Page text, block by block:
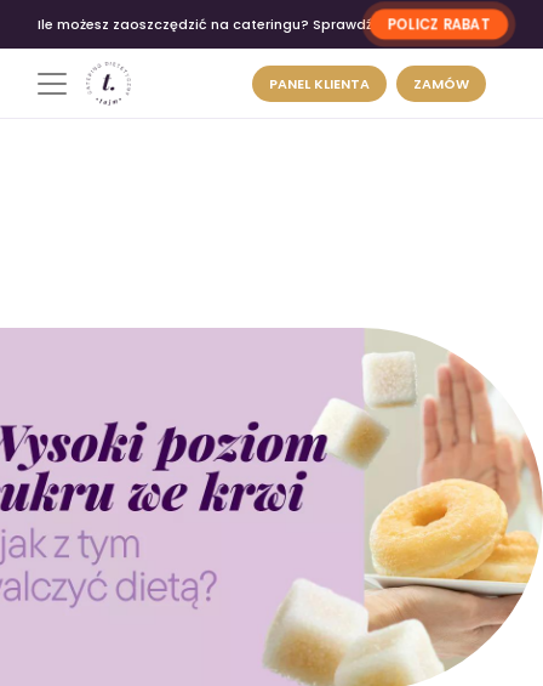
Ile możesz zaoszczędzić na cateringu? Sprawdź POLICZ RABAT
PANEL KLIENTA ZAMÓW
GOTOWA DIETA WYBÓR MENU PAKIETY MEDYCZNE